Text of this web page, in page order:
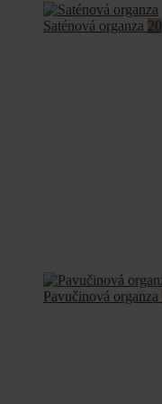
Saténová organza 20
Pavučinová organza